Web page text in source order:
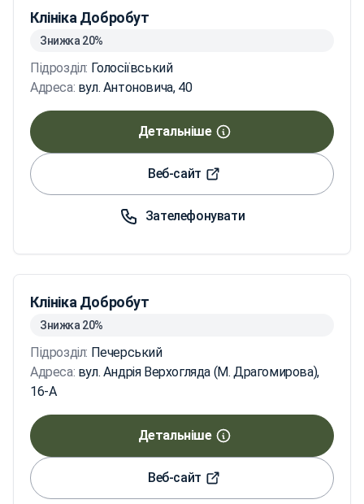
Клініка Добробут
Знижка 20%
Підрозділ: Голосіївський
Адреса: вул. Антоновича, 40
Детальніше
Веб-сайт
Зателефонувати
Клініка Добробут
Знижка 20%
Підрозділ: Печерський
Адреса: вул. Андрія Верхогляда (М. Драгомирова),
16-А
Детальніше
Веб-сайт